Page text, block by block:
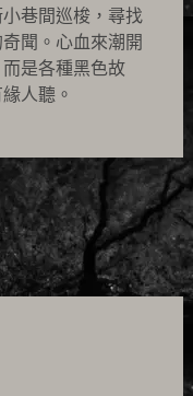
巷間巡梭，尋找
聞。心血來潮開
是各種黑色故
人聽。